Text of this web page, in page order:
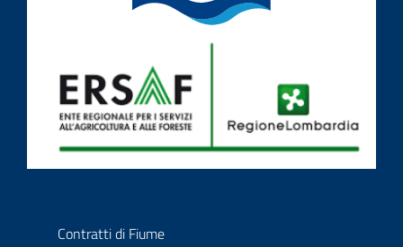
Contratti di fiume
La comunità degli attori della gestione delle acque
Contratti di Fiume